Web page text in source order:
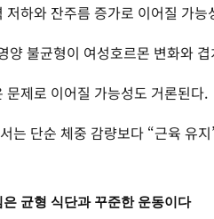
저하와 잔주름 증가로 이어질 가능
양 불균형이 여성호르몬 변화와
문제로 이어질 가능성도 거론된다.
는 단순 체중 감량보다 “근육 유
균형 식단과 꾸준한 운동이다